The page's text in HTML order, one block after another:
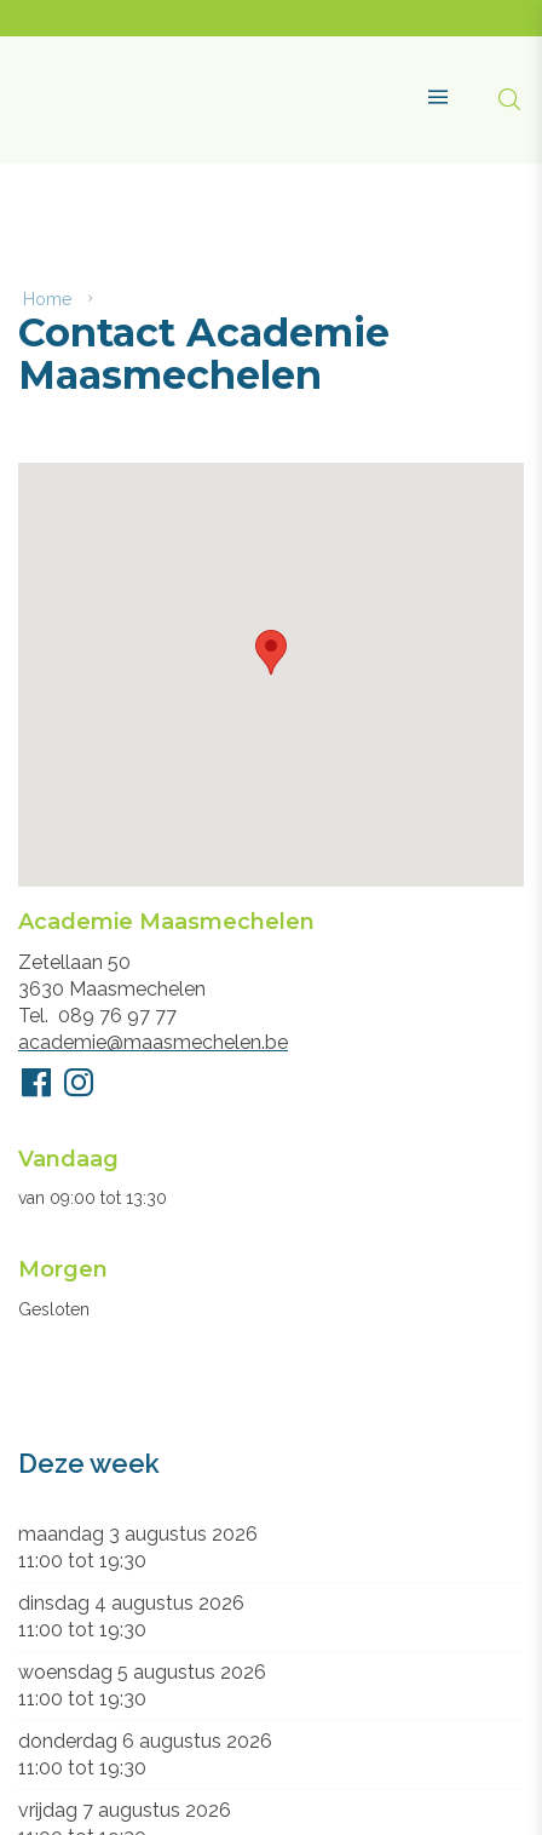
content
Home
Academie
Maasmechelen
Contact Academie
Maasmechelen
Academie Maasmechelen
Adres
Zetellaan 50
3630 Maasmechelen
Tel.
089 76 97 77
E-
mail
academie@maasmechelen.be
Volg
ons
FacebookInstagram
Openingsuren
secretariaat
Vandaag
van 09:00 tot 13:30
Morgen
Gesloten
Deze week
maandag 3 augustus 2026
11:00 tot 19:30
dinsdag 4 augustus 2026
11:00 tot 19:30
woensdag 5 augustus 2026
11:00 tot 19:30
donderdag 6 augustus 2026
11:00 tot 19:30
vrijdag 7 augustus 2026